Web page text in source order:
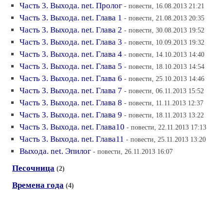
Часть 3. Выхода. net. Пролог - повести, 16.08.2013 21:21
Часть 3. Выхода. net. Глава 1 - повести, 21.08.2013 20:35
Часть 3. Выхода. net. Глава 2 - повести, 30.08.2013 19:52
Часть 3. Выхода. net. Глава 3 - повести, 10.09.2013 19:32
Часть 3. Выхода. net. Глава 4 - повести, 14.10.2013 14:40
Часть 3. Выхода. net. Глава 5 - повести, 18.10.2013 14:54
Часть 3. Выхода. net. Глава 6 - повести, 25.10.2013 14:46
Часть 3. Выхода. net. Глава 7 - повести, 06.11.2013 15:52
Часть 3. Выхода. net. Глава 8 - повести, 11.11.2013 12:37
Часть 3. Выхода. net. Глава 9 - повести, 18.11.2013 13:22
Часть 3. Выхода. net. Глава10 - повести, 22.11.2013 17:13
Часть 3. Выхода. net. Глава11 - повести, 25.11.2013 13:20
Выхода. net. Эпилог - повести, 26.11.2013 16:07
Песочница (2)
Времена года (4)